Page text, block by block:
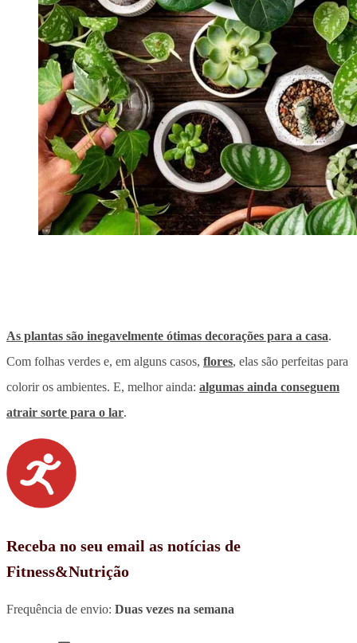
As plantas são inegavelmente ótimas decorações para a casa.
Com folhas verdes e, em alguns casos, flores, elas são perfeitas para
colorir os ambientes. E, melhor ainda: algumas ainda conseguem
atrair sorte para o lar.
Receba no seu email as notícias de
Fitness&Nutrição
Frequência de envio: Duas vezes na semana